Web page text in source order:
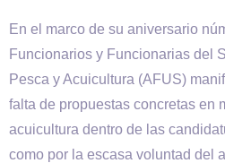
En el marco de su aniversario
Funcionarios y Funcionarias del
Pesca y Acuicultura (AFUS)
falta de propuestas concretas en
acuicultura dentro de las
como por la escasa voluntad del